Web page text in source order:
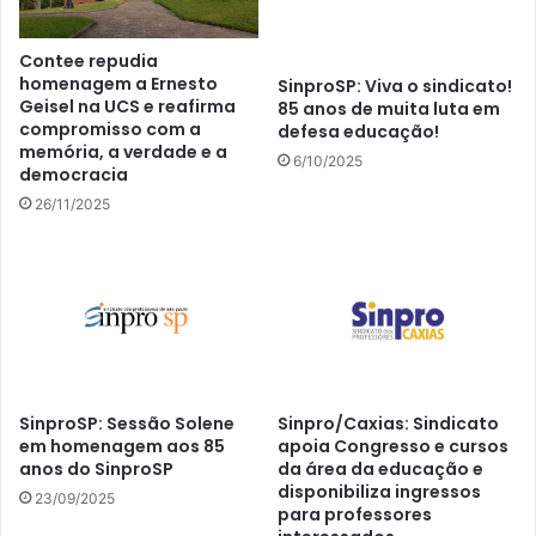
Contee repudia
homenagem a Ernesto
Geisel na UCS e reafirma
compromisso com a
memória, a verdade e a
democracia
26/11/2025
SinproSP: Viva o sindicato!
85 anos de muita luta em
defesa educação!
6/10/2025
SinproSP: Sessão Solene
em homenagem aos 85
anos do SinproSP
23/09/2025
Sinpro/Caxias: Sindicato
apoia Congresso e cursos
da área da educação e
disponibiliza ingressos
para professores